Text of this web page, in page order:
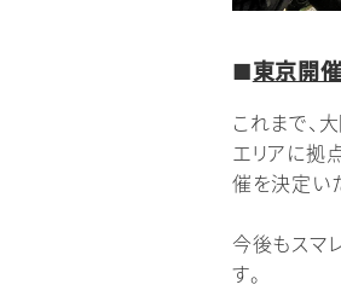
■東京開
これまで、
エリアに拠
催を決定い
今後もスマ
す。